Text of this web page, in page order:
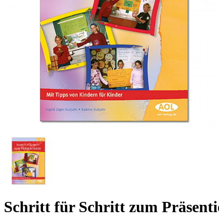
Schritt für Schritt zum